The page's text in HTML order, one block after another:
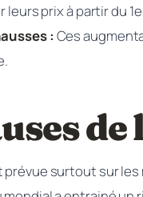
prix à partir du
: Ces
surtout sur les